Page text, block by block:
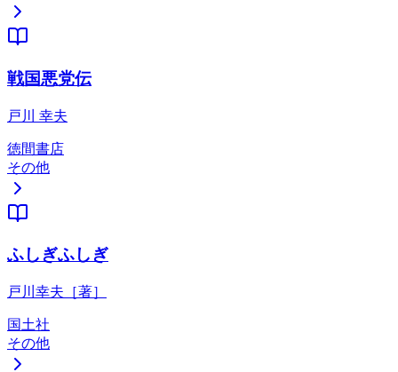
戦国悪党伝
戸川 幸夫
徳間書店
その他
ふしぎふしぎ
戸川幸夫［著］
国土社
その他